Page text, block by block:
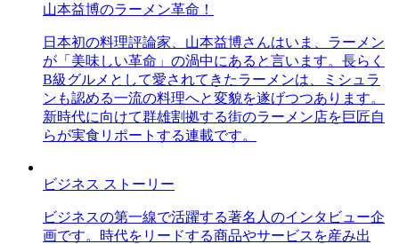
山本益博のラーメン革命！
日本初の料理評論家、山本益博さんはいま、ラーメン
が「美味しい革命」の渦中にあると言います。長らく
B級グルメとして愛されてきたラーメンは、ミシュラ
ンも認める一流の料理へと変貌を遂げつつあります。
新時代に向けて群雄割拠する街のラーメン店を巨匠自
らが実食リポートする連載です。
ビジネス ストーリー
ビジネスの第一線で活躍する著名人のインタビュー企
画です。時代をリードする商品やサービスを産み出